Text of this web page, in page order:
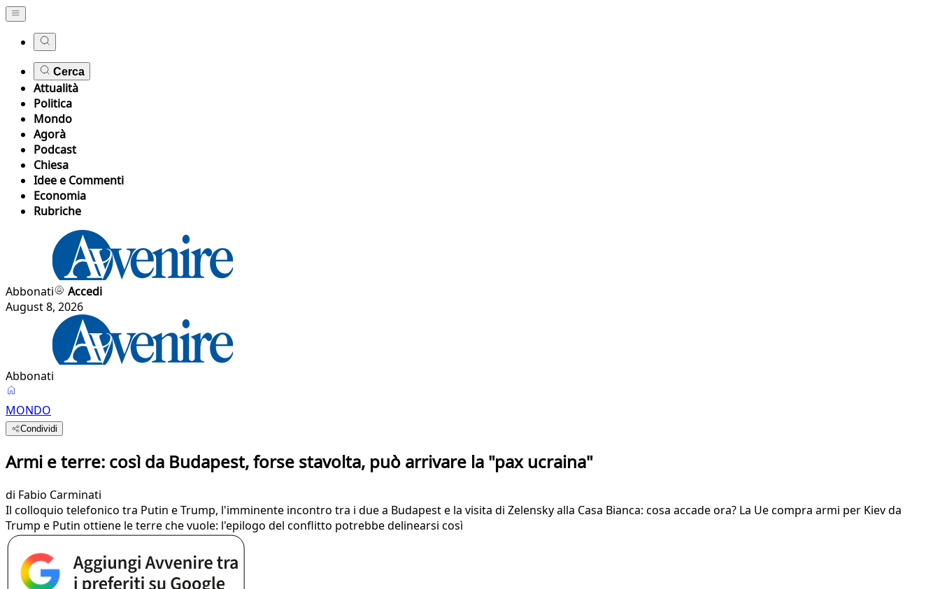
Cerca
Attualità
Politica
Mondo
Agorà
Podcast
Chiesa
Idee e Commenti
Economia
Rubriche
Abbonati
Accedi
August 8, 2026
Abbonati
MONDO
Condividi
Armi e terre: così da Budapest, forse stavolta, può arrivare la "pax ucraina"
di Fabio Carminati
Il colloquio telefonico tra Putin e Trump, l'imminente incontro tra i due a Budapest e la visita di Zelensky alla Casa Bianca: cosa accade ora? La Ue compra armi per Kiev da
Trump e Putin ottiene le terre che vuole: l'epilogo del conflitto potrebbe delinearsi così